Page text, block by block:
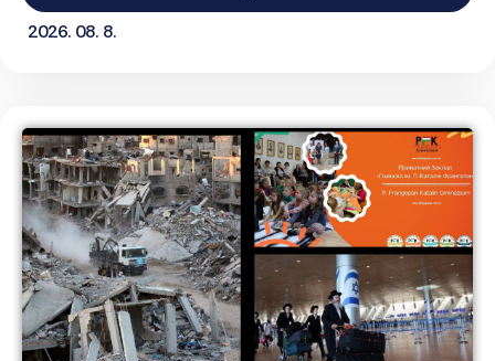
2026. 08. 8.